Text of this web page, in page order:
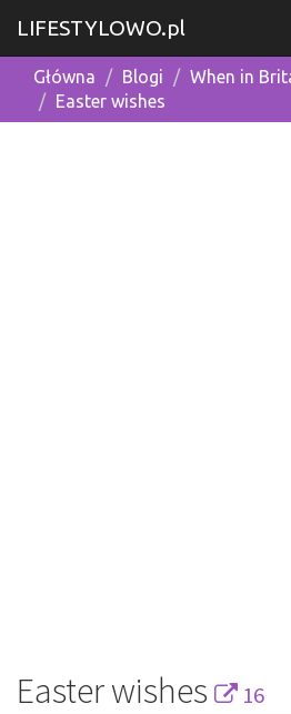
LIFESTYLOWO.pl
Główna Blogi
When in
Easter wishes
Easter wishes 16